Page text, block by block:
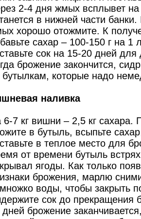
2-4 дня жмых всплывет на
в нижней части банки.
хорошо отожмите. К
сахар – 100-150 г на 1
сок на 15-20 дней
брожение закончится,
бутылкам, которые надо
наливка
6-7 кг вишни – 2,5 кг сахара.
в бутыль, всыпьте
в теплое место для
от времени бутыль
ягоды. Как только
брожения, марлю
воды, чтобы закрыть
сок до прекращения
дней брожение